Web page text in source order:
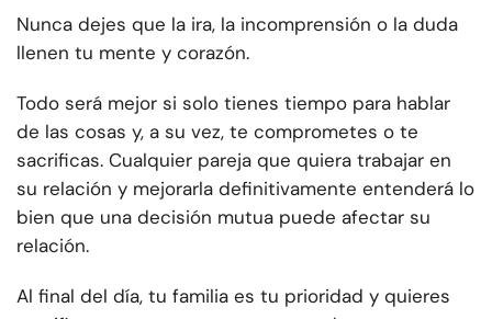
Nunca dejes que la ira, la incomprensión o la duda
llenen tu mente y corazón.
Todo será mejor si solo tienes tiempo para hablar
de las cosas y, a su vez, te comprometes o te
sacrificas. Cualquier pareja que quiera trabajar en
su relación y mejorarla definitivamente entenderá lo
bien que una decisión mutua puede afectar su
relación.
Al final del día, tu familia es tu prioridad y quieres